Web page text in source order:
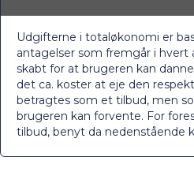
Udgifterne i totaløkonomi er
antagelser som fremgår i hvert
skabt for at brugeren kan
det ca. koster at eje den
betragtes som et tilbud, men
brugeren kan forvente. For
tilbud, benyt da nedenstående